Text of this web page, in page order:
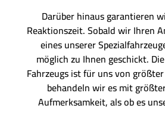
Darüber hinaus garantieren
Reaktionszeit. Sobald wir Ihren
eines unserer
möglich zu Ihnen geschickt.
Fahrzeugs ist für uns von
behandeln wir es mit
Aufmerksamkeit, als ob es